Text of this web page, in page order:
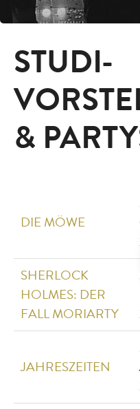
STUDI-
&
DIE MÖWE
SHERLOCK
HOLMES: DER
FALL MORIARTY
JAHRESZEITEN